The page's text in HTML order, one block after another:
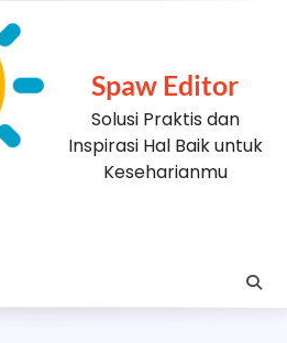
Spaw Editor
Solusi Praktis dan
Inspirasi Hal Baik untuk
Keseharianmu